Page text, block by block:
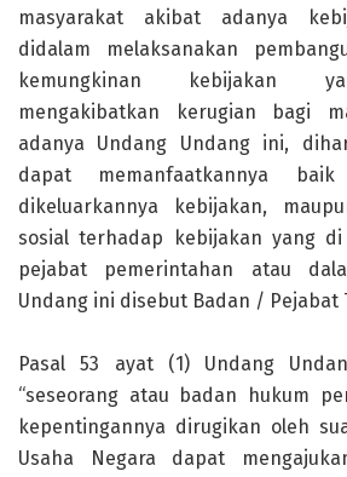
masyarakat akibat adanya
didalam melaksanakan
kemungkinan kebijakan
mengakibatkan kerugian bagi
adanya Undang Undang ini,
dapat memanfaatkannya
dikeluarkannya kebijakan,
sosial terhadap kebijakan yang
pejabat pemerintahan atau
Undang ini disebut Badan / Pejabat
Pasal 53 ayat (1) Undang
“seseorang atau badan hukum
kepentingannya dirugikan oleh
Usaha Negara dapat